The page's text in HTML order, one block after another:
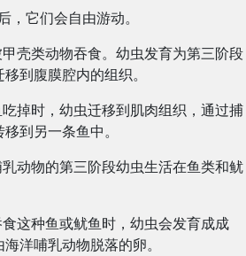
，它们会自由游动。
壳类动物吞食。幼虫发育为第三阶段
到腹膜腔内的组织。
掉时，幼虫迁移到肌肉组织，通过捕
到另一条鱼中。
动物的第三阶段幼虫生活在鱼类和鱿
这种鱼或鱿鱼时，幼虫会发育成成
洋哺乳动物脱落的卵。